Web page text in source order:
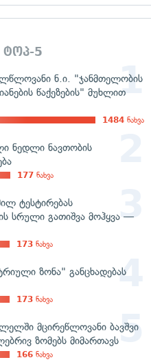
ტოპ-5
ნ.ი. "ჯანმთელობის
წაქეზების" მუხლით
1484 ნახვა
ნედლი ნავთობის
177 ნახვა
ტესტირებას
სრული გათიშვა მოჰყვა —
173 ნახვა
ზონა" განცხადებას
173 ნახვა
მცირეწლოვანი ბავშვი
ზომებს მიმართავს
166 ნახვა